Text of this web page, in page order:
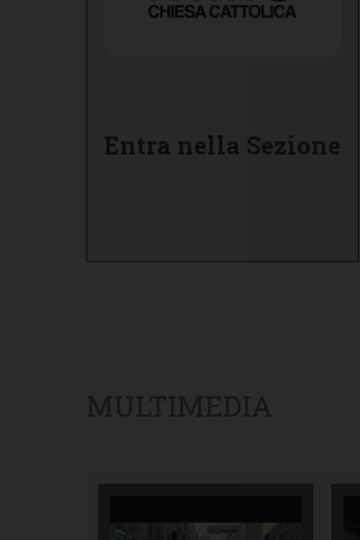
Entra nella Sezione